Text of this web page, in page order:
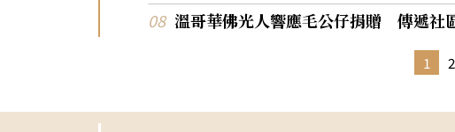
溫哥華佛光人響應毛公仔捐贈 傳遞社
1 2